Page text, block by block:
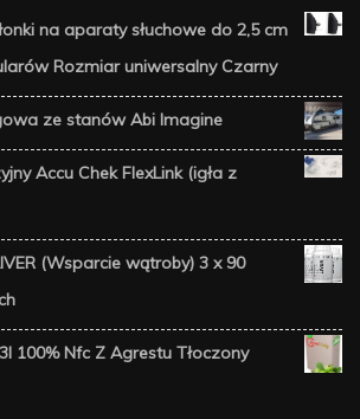
na aparaty słuchowe do 2,5 cm
Rozmiar uniwersalny Czarny
ze stanów Abi Imagine
Accu Chek FlexLink (igła z
(Wsparcie wątroby) 3 x 90
100% Nfc Z Agrestu Tłoczony